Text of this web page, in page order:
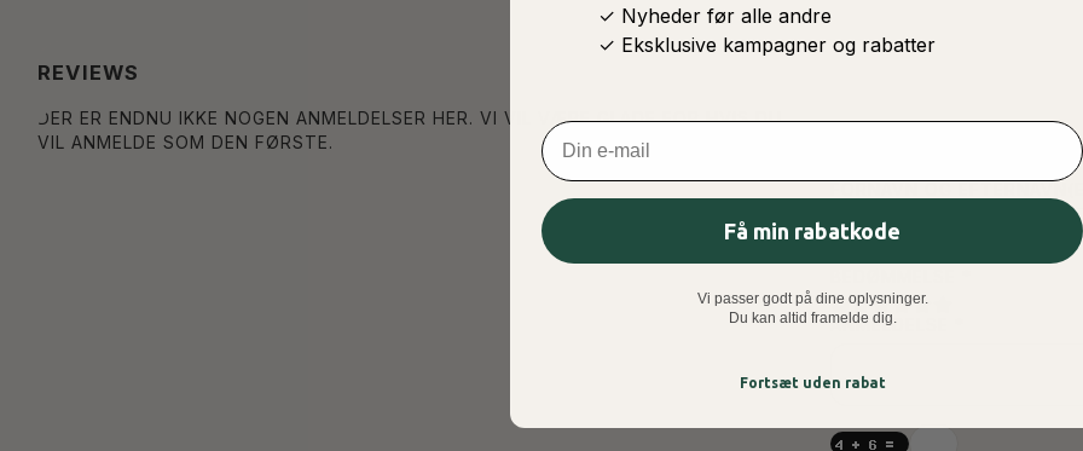
REVIEWS
DER ER ENDNU IKKE NOGEN ANMELDELSER HER. VI VIL VÆRE GLADE FOR HVIS DU
VIL ANMELDE SOM DEN FØRSTE.
TILFØJ
ANMELDELSE
✓ Nyheder før alle andre
✓ Eksklusive kampagner og rabatter
Email
Få min rabatkode
Vi passer godt på dine oplysninger.
Du kan altid framelde dig.
Fortsæt uden rabat